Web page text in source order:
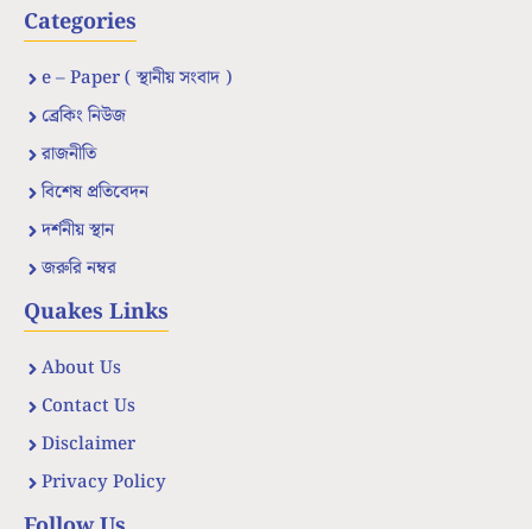
Categories
e – Paper ( স্থানীয় সংবাদ )
ব্রেকিং নিউজ
রাজনীতি
বিশেষ প্রতিবেদন
দর্শনীয় স্থান
জরুরি নম্বর
Quakes Links
About Us
Contact Us
Disclaimer
Privacy Policy